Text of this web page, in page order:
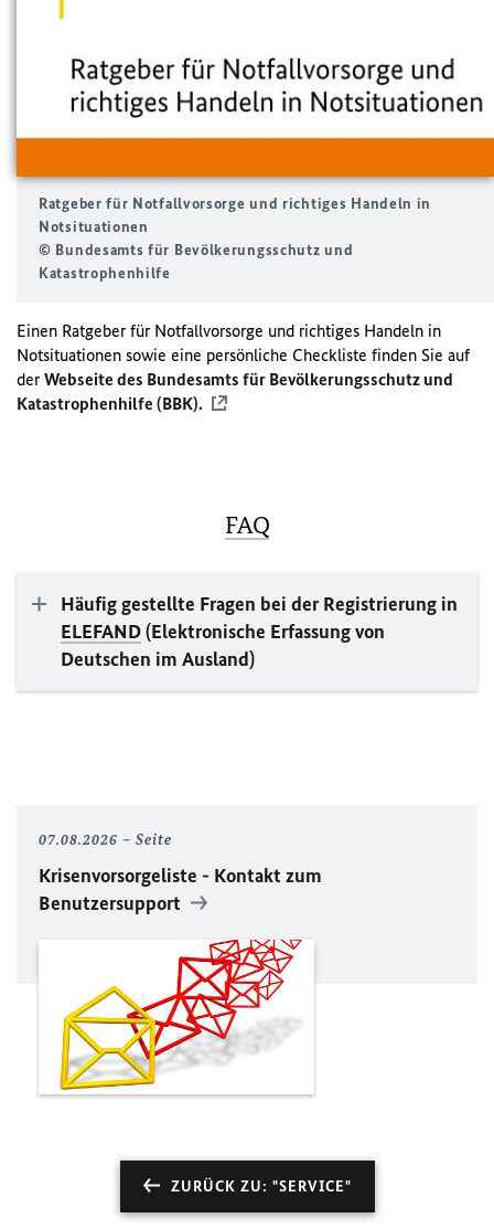
Ratgeber für Notfallvorsorge und richtiges Handeln in
Notsituationen
© Bundesamts für Bevölkerungsschutz und
Katastrophenhilfe
Einen Ratgeber für Notfallvorsorge und richtiges Handeln in
Notsituationen sowie eine persönliche Checkliste finden Sie auf
der Webseite des Bundesamts für Bevölkerungsschutz und
Katastrophenhilfe (BBK).
FAQ
Häufig gestellte Fragen bei der Registrierung in
ELEFAND(Elektronische Erfassung von
Deutschen im Ausland)
07.08.2026 Seite
Krisenvorsorgeliste - Kontakt zum
Benutzersupport
ZURÜCK ZU: "SERVICE"